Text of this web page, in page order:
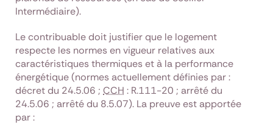
Intermédiaire).
Le contribuable doit justifier que le logement
respecte les normes en vigueur relatives aux
caractéristiques thermiques et à la performance
énergétique (normes actuellement définies par :
décret du 24.5.06 ; CCH : R.111-20 ; arrêté du
24.5.06 ; arrêté du 8.5.07). La preuve est apportée
par :